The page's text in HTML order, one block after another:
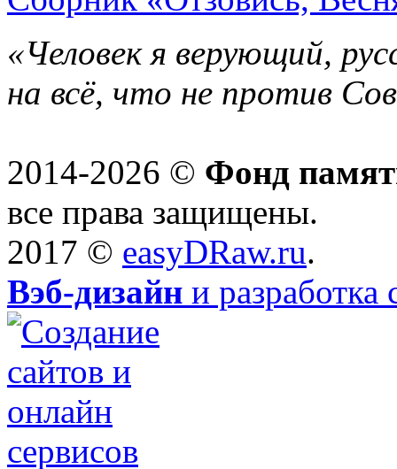
«Человек я верующий,
на всё, что не против
2014-2026 © Фонд
все права защищены.
2017 © easyDRaw.ru.
Вэб-дизайн и разработка